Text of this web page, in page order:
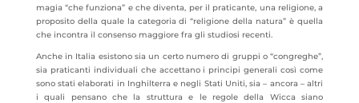
magia “che funziona” e che diventa, per il praticante, una religione, a
proposito della quale la categoria di “religione della natura” è quella
che incontra il consenso maggiore fra gli studiosi recenti.
Anche in Italia esistono sia un certo numero di gruppi o “congreghe”,
sia praticanti individuali che accettano i principi generali così come
sono stati elaborati in Inghilterra e negli Stati Uniti, sia – ancora – altri
i quali pensano che la struttura e le regole della Wicca siano